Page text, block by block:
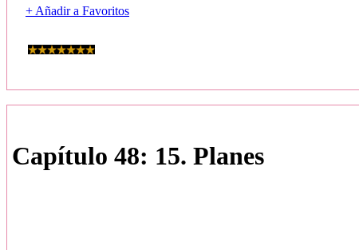
+ Añadir a Favoritos
Capítulo 48: 15. Planes